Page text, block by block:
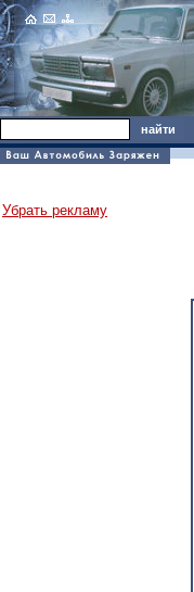
Убрать рекламу